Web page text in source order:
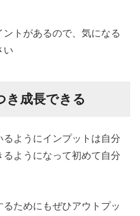
トがあるので、気になる
い
き成長できる
ようにインプットは自分
ようになって初めて自分
ためにもぜひアウトプッ